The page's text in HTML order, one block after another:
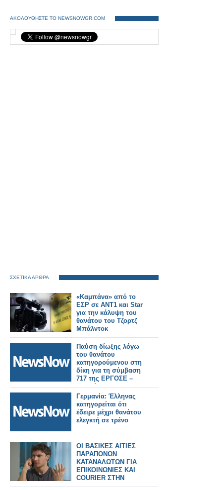
ΑΚΟΛΟΥΘΗΣΤΕ ΤΟ NEWSNOWGR.COM
ΣΧΕΤΙΚΑ ΑΡΘΡΑ
«Καμπάνα» από το
ΕΣΡ σε ΑΝΤ1 και Star
για την κάλυψη του
θανάτου του Τζορτζ
Μπάλντοκ
Παύση δίωξης λόγω
του θανάτου
κατηγορούμενου στη
δίκη για τη σύμβαση
717 της ΕΡΓΟΣΕ –
Συνεχίζεται στις 28
Μαΐου.
Γερμανία: Έλληνας
κατηγορείται ότι
έδειρε μέχρι θανάτου
ελεγκτή σε τρένο
ΟΙ ΒΑΣΙΚΕΣ ΑΙΤΙΕΣ
ΠΑΡΑΠΟΝΩΝ
ΚΑΤΑΝΑΛΩΤΩΝ ΓΙΑ
ΕΠΙΚΟΙΝΩΝΙΕΣ ΚΑΙ
COURIER ΣΤΗΝ
ΕΛΛΑΔΑ